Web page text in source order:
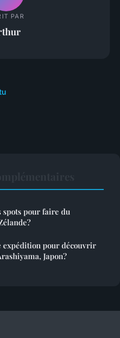
PAR
pour faire du
expédition pour découvrir
Japon?